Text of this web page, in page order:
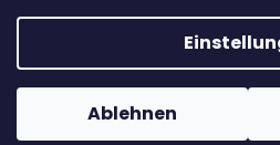
Ablehnen
Copyright 2026STONESTORE.
Cookie-